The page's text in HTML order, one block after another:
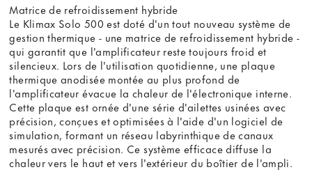
Matrice de refroidissement hybride
Le Klimax Solo 500 est doté d'un tout nouveau système de
gestion thermique - une matrice de refroidissement hybride -
qui garantit que l'amplificateur reste toujours froid et
silencieux. Lors de l'utilisation quotidienne, une plaque
thermique anodisée montée au plus profond de
l'amplificateur évacue la chaleur de l'électronique interne.
Cette plaque est ornée d'une série d'ailettes usinées avec
précision, conçues et optimisées à l'aide d'un logiciel de
simulation, formant un réseau labyrinthique de canaux
mesurés avec précision. Ce système efficace diffuse la
chaleur vers le haut et vers l'extérieur du boîtier de l'ampli.